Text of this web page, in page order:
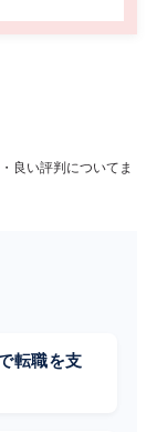
良い評判についてま
転職を支